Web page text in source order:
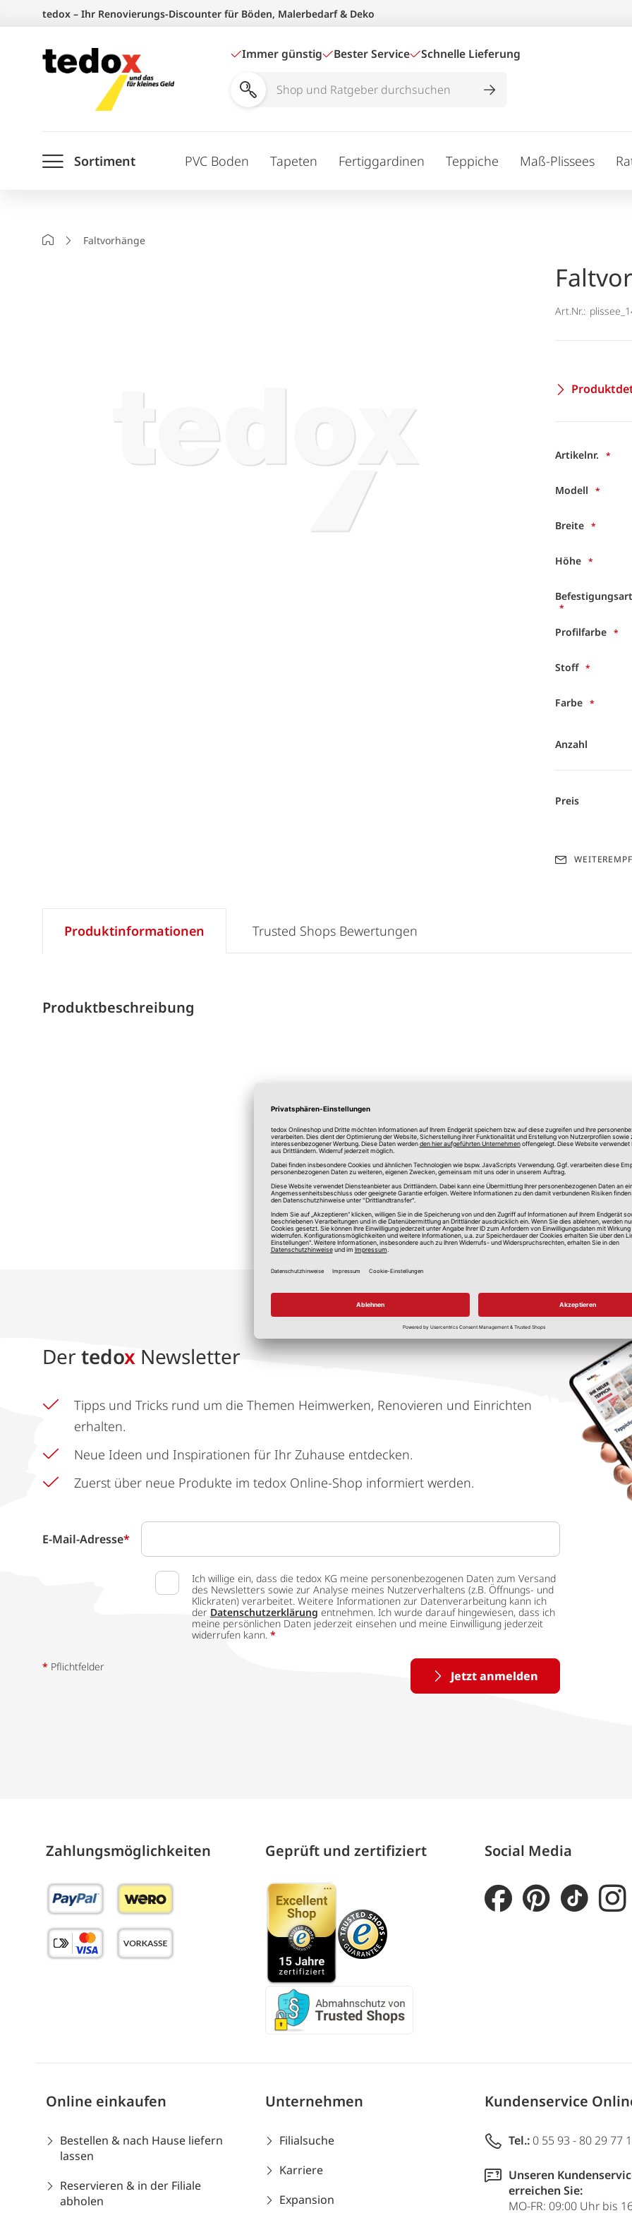
springen
tedox – Ihr Renovierungs-Discounter für Böden, Malerbedarf & Deko
Immer günstig Bester Service Schnelle Lieferung
Shop
durchsuchen
Sortiment PVC Boden Tapeten Fertiggardinen Teppiche Maß-Plissees
StartseiteFaltvorhänge
Art.Nr.:
Artikelnr.
Modell
Breite
Höhe
Profilfarbe
Stoff
Farbe
Anzahl
Preis
Produktinformationen
Produktbeschreibung
Trusted Shops Bewertungen
*Alle Preise in Euro, inkl. gesetzlicher Mehrwertsteuer, zzgl.
Der tedox Newsletter
Tipps und Tricks rund um die Themen Heimwerken, Renovieren und Einrichten
erhalten.
Neue Ideen und Inspirationen für Ihr Zuhause entdecken.
Zuerst über neue Produkte im tedox Online-Shop informiert werden.
E-Mail-Adresse*
Ich willige ein, dass die tedox KG meine personenbezogenen Daten zum Versand
des Newsletters sowie zur Analyse meines Nutzerverhaltens (z.B. Öffnungs- und
Klickraten) verarbeitet. Weitere Informationen zur Datenverarbeitung kann ich
der Datenschutzerklärung entnehmen. Ich wurde darauf hingewiesen, dass ich
meine persönlichen Daten jederzeit einsehen und meine Einwilligung jederzeit
widerrufen kann. *
Jetzt anmelden
* Pflichtfelder
Zahlungs­möglich­keiten Geprüft und zertifiziert Social Media
Online einkaufen
Bestellen & nach Hause liefern
lassen
Reservieren & in der Filiale
abholen
Unternehmen
Filialsuche
Karriere
Expansion
Kundenservice
Tel.: 0 55 93 - 80 29 77
Unseren
erreichen Sie:
MO-FR: 09:00 Uhr bis